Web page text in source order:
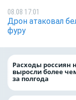
08.08 17:01
Дрон атаковал
фуру
Расходы россиян
выросли более
за полгода